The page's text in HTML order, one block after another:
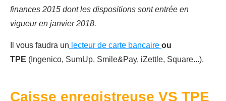
finances 2015 dont les dispositions sont entrée en
vigueur en janvier 2018.
Il vous faudra un lecteur de carte bancaire ou
TPE (Ingenico, SumUp, Smile&Pay, iZettle, Square...).
Caisse enregistreuse VS TPE